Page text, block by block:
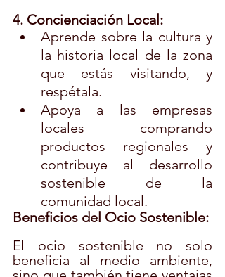
4. Concienciación Local:
Aprende sobre la cultura y
la historia local de la zona
que estás visitando, y
respétala.
Apoya a las empresas
locales comprando
productos regionales y
contribuye al desarrollo
sostenible de la
comunidad local.
Beneficios del Ocio Sostenible:
El ocio sostenible no solo
beneficia al medio ambiente,